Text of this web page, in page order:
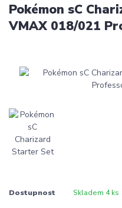
Pokémon sC
VMAX 018/021
Dostupnost Skladem 4 ks